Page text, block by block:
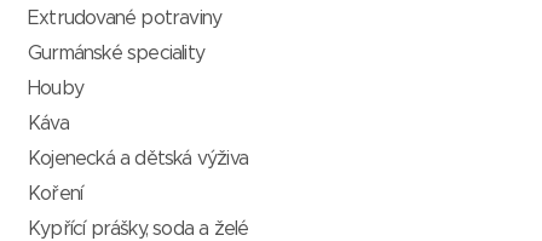
Extrudované potraviny
Gurmánské speciality
Houby
Káva
Kojenecká a dětská výživa
Koření
Kypřící prášky, soda a želé